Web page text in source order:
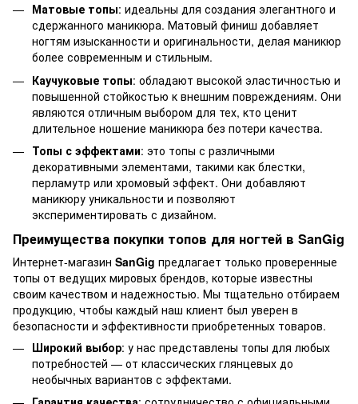
Матовые топы: идеальны для создания элегантного и
сдержанного маникюра. Матовый финиш добавляет
ногтям изысканности и оригинальности, делая маникюр
более современным и стильным.
Каучуковые топы: обладают высокой эластичностью и
повышенной стойкостью к внешним повреждениям. Они
являются отличным выбором для тех, кто ценит
длительное ношение маникюра без потери качества.
Топы с эффектами: это топы с различными
декоративными элементами, такими как блестки,
перламутр или хромовый эффект. Они добавляют
маникюру уникальности и позволяют
экспериментировать с дизайном.
Преимущества покупки топов для ногтей в SanGig
Интернет-магазин SanGig предлагает только проверенные
топы от ведущих мировых брендов, которые известны
своим качеством и надежностью. Мы тщательно отбираем
продукцию, чтобы каждый наш клиент был уверен в
безопасности и эффективности приобретенных товаров.
Широкий выбор: у нас представлены топы для любых
потребностей — от классических глянцевых до
необычных вариантов с эффектами.